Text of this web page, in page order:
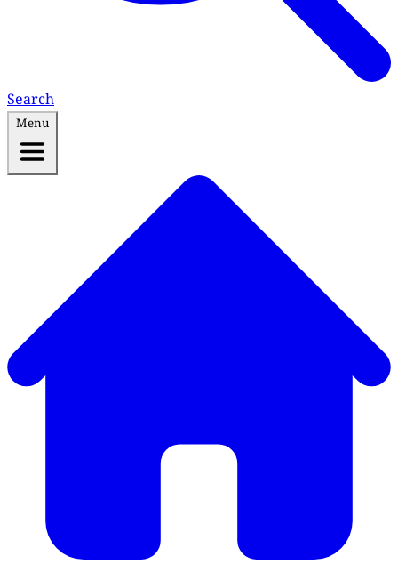
Search
Menu